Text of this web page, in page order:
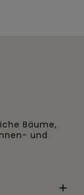
Bäume,
und
